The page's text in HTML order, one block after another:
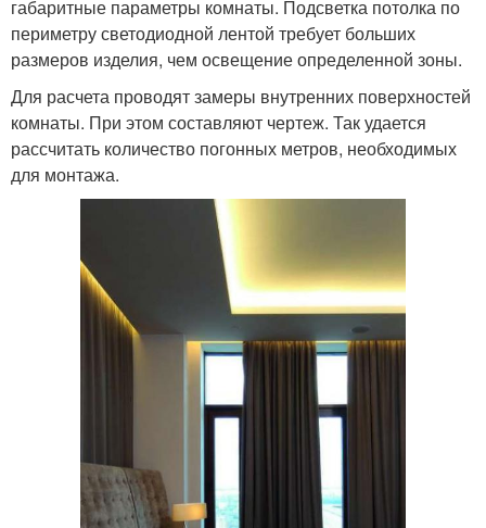
габаритные параметры комнаты. Подсветка потолка по
периметру светодиодной лентой требует больших
размеров изделия, чем освещение определенной зоны.
Для расчета проводят замеры внутренних поверхностей
комнаты. При этом составляют чертеж. Так удается
рассчитать количество погонных метров, необходимых
для монтажа.